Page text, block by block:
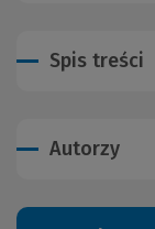
Spis treści
Autorzy